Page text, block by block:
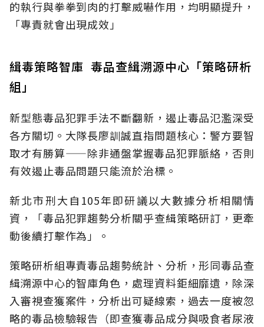
的執行與拳拳到肉的打擊威嚇作用，均明顯提升，
「專責就會出現成效」
緝毒策略智庫 毒品查緝溯源中心「策略研析
組」
新型態毒品犯罪手法不斷翻新，遏止毒品氾濫深受
各方關切。大隊長廖訓誠直指問題核心：警方要智
取才有勝算——除非通盤掌握毒品犯罪脈絡，否則
有效遏止毒品問題只能流於治標。
新北市刑大自105年即研議以大數據分析相關情
資，「毒品犯罪趨勢分析關乎查緝策略研訂，更牽
動後續打擊作為」。
策略研析組專責毒品趨勢統計、分析，形同毒品查
緝溯源中心的智庫角色，處理資料鉅細靡遺，除深
入審視查獲案件，分析出可疑線索，過去一度被忽
略的毒品檢驗報告（即查獲毒品成分與吸食者尿液